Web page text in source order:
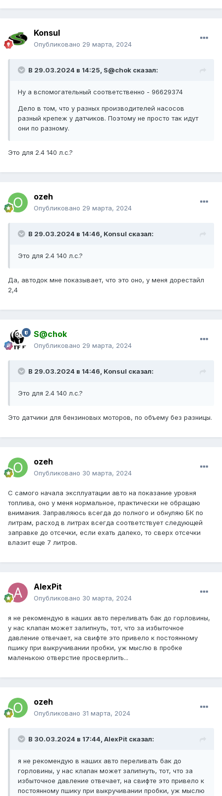
Konsul
Опубликовано 29 марта, 2024
В 29.03.2024 в 14:25, S@chok сказал:
Ну а вспомогательный соответственно - 96629374
Дело в том, что у разных производителей насосов
разный крепеж у датчиков. Поэтому не просто так идут
они по разному.
Это для 2.4 140 л.с.?
ozeh
Опубликовано 29 марта, 2024
В 29.03.2024 в 14:46, Konsul сказал:
Это для 2.4 140 л.с.?
Да, автодок мне показывает, что это оно, у меня дорестайл
2,4
S@chok
Опубликовано 29 марта, 2024
В 29.03.2024 в 14:46, Konsul сказал:
Это для 2.4 140 л.с.?
Это датчики для бензиновых моторов, по объему без разницы.
ozeh
Опубликовано 30 марта, 2024
С самого начала эксплуатации авто на показание уровня
топлива, оно у меня нормальное, практически не обращаю
внимания. Заправляюсь всегда до полного и обнуляю БК по
литрам, расход в литрах всегда соответствует следующей
заправке до отсечки, если ехать далеко, то сверх отсечки
влазит еще 7 литров.
AlexPit
Опубликовано 30 марта, 2024
я не рекомендую в наших авто переливать бак до горловины,
у нас клапан может залипнуть, тот, что за избыточное
давление отвечает, на свифте это привело к постоянному
пшику при выкручивании пробки, уж мыслю в пробке
маленькою отверстие просверлить...
ozeh
Опубликовано 31 марта, 2024
В 30.03.2024 в 17:44, AlexPit сказал:
я не рекомендую в наших авто переливать бак до
горловины, у нас клапан может залипнуть, тот, что за
избыточное давление отвечает, на свифте это привело к
постоянному пшику при выкручивании пробки, уж мыслю